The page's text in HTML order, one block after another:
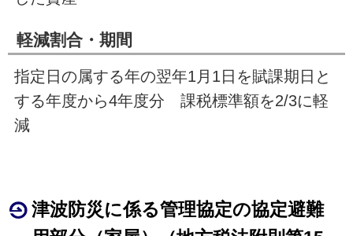
軽減割合・期間
指定日の属する年の翌年1 月 1 日を賦課期日と
する年度から4年度分 課税標準額を2/3に軽
減
津波防災に係る管理協定の協定避難